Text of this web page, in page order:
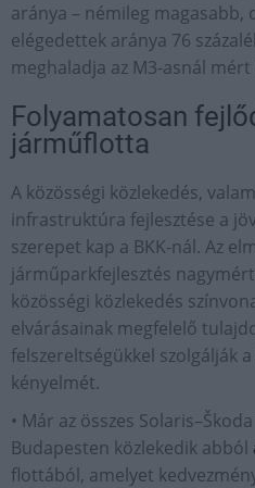
aránya – némileg magasabb,
elégedettek aránya 76
meghaladja az M3-asnál mért
Folyamatosan
járműflotta
A közösségi közlekedés,
infrastruktúra fejlesztése a
szerepet kap a BKK-nál. Az
járműparkfejlesztés
közösségi közlekedés
elvárásainak megfelelő
felszereltségükkel szolgálják
kényelmét.
• Már az összes
Budapesten közlekedik abból
flottából, amelyet